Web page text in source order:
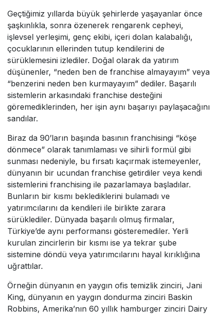
Geçtiğimiz yıllarda büyük şehirlerde yaşayanlar önce
şaşkınlıkla, sonra özenerek rengarenk cepheyi,
işlevsel yerleşimi, genç ekibi, içeri dolan kalabalığı,
çocuklarının ellerinden tutup kendilerini de
sürüklemesini izlediler. Doğal olarak da yatırım
düşünenler, “neden ben de franchise almayayım” veya
“benzerini neden ben kurmayayım” dediler. Başarılı
sistemlerin arkasındaki franchise desteğini
göremediklerinden, her işin aynı başarıyı paylaşacağını
sandılar.
Biraz da 90’ların başında basının franchisingi “köşe
dönmece” olarak tanımlaması ve sihirli formül gibi
sunması nedeniyle, bu fırsatı kaçırmak istemeyenler,
dünyanın bir ucundan franchise getirdiler veya kendi
sistemlerini franchising ile pazarlamaya başladılar.
Bunların bir kısmı beklediklerini bulamadı ve
yatırımcılarını da kendileri ile birlikte zarara
sürüklediler. Dünyada başarılı olmuş firmalar,
Türkiye’de aynı performansı gösteremediler. Yerli
kurulan zincirlerin bir kısmı ise ya tekrar şube
sistemine döndü veya yatırımcılarını hayal kırıklığına
uğrattılar.
Örneğin dünyanın en yaygın ofis temizlik zinciri, Jani
King, dünyanın en yaygın dondurma zinciri Baskin
Robbins, Amerika’nın 60 yıllık hamburger zinciri Dairy